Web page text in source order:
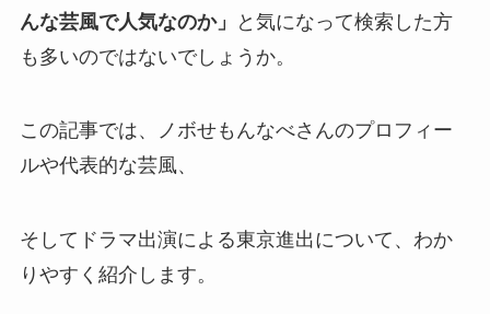
んな芸風で人気なのか」
と気になって検索した方
も多いのではないでしょうか。
この記事では、ノボせもんなべさんのプロフィー
ルや代表的な芸風、
そしてドラマ出演による東京進出について、わか
りやすく紹介します。